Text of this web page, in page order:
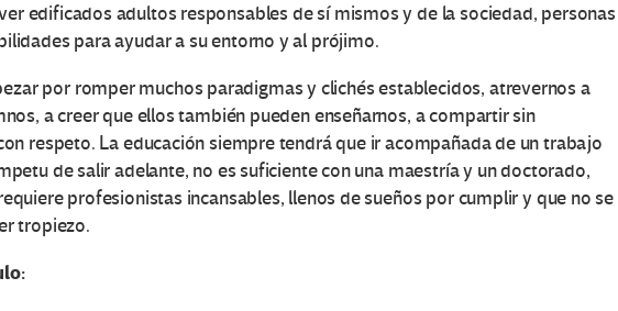
edificados adultos responsables de sí mismos y de la sociedad, personas
para ayudar a su entorno y al prójimo.
por romper muchos paradigmas y clichés establecidos, atrevernos a
a creer que ellos también pueden enseñarnos, a compartir sin
respeto. La educación siempre tendrá que ir acompañada de un trabajo
de salir adelante, no es suficiente con una maestría y un doctorado,
profesionistas incansables, llenos de sueños por cumplir y que no se
tropiezo.